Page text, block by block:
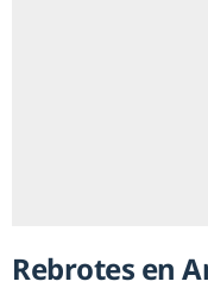
Rebrotes en